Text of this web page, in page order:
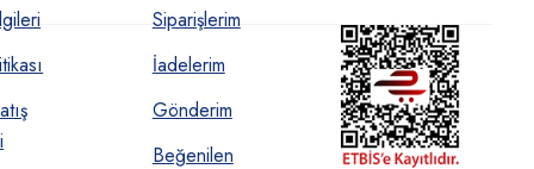
Siparişlerim
İadelerim
Gönderim
Beğenilen